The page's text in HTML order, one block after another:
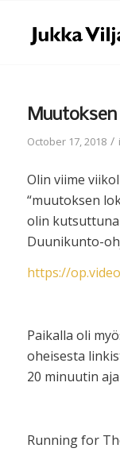
October 17, 2018 /
Olin viime
“muutoksen
olin kutsuttuna
Duunikunto-
https://
Paikalla oli
oheisesta
20 minuutin
Running for